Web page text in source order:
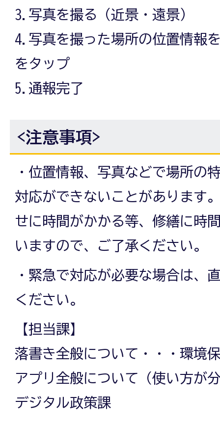
3.写真を撮る（近景・遠景）
4.写真を撮った場所の位置情報
をタップ
5.通報完了
<注意事項>
・位置情報、写真などで場所の
対応ができないことがあります
せに時間がかかる等、修繕に時
いますので、ご了承ください。
・緊急で対応が必要な場合は、
ください。
【担当課】
落書き全般について・・・環境
アプリ全般について（使い方が
デジタル政策課